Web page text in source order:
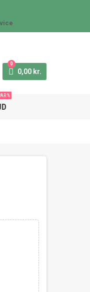
 0,00 kr.
0
%